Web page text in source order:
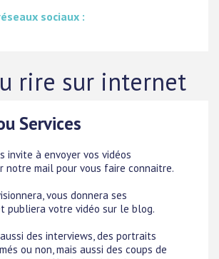
sociaux :
rire sur internet
Services
invite à envoyer vos vidéos
notre mail pour vous faire connaitre.
vous donnera ses
publiera votre vidéo sur le blog.
des interviews, des portraits
ou non, mais aussi des coups de